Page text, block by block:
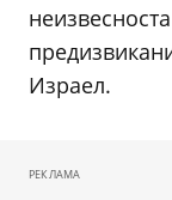
Израел.
РЕКЛАМА